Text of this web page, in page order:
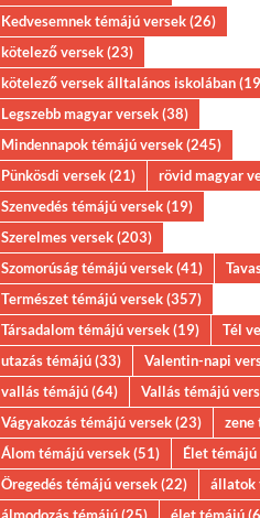
Kedvesemnek témájú versek(26)
kötelező versek(23)
kötelező versek álltalános iskolában
Legszebb magyar versek(38)
Mindennapok témájú versek(245)
Pünkösdi versek(21) rövid magyar
Szenvedés témájú versek(19)
Szerelmes versek(203)
Szomorúság témájú versek(41)
Természet témájú versek(357)
Társadalom témájú versek(19) Tél
utazás témájú(33) Valentin-napi
vallás témájú(64) Vallás témájú
Vágyakozás témájú versek(23) zene
Álom témájú versek(51) Élet témájú
Öregedés témájú versek(22) állatok